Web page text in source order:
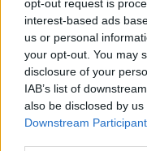
opt-out request is
interest-based ads
us or personal
your opt-out. You may
disclosure of your
IAB’s list of
also be disclosed by
Downstream
Başakşehir’de yeni
10/12/2021 YazarYusuf
Genç teknik adamın daha
tanıması bir çok